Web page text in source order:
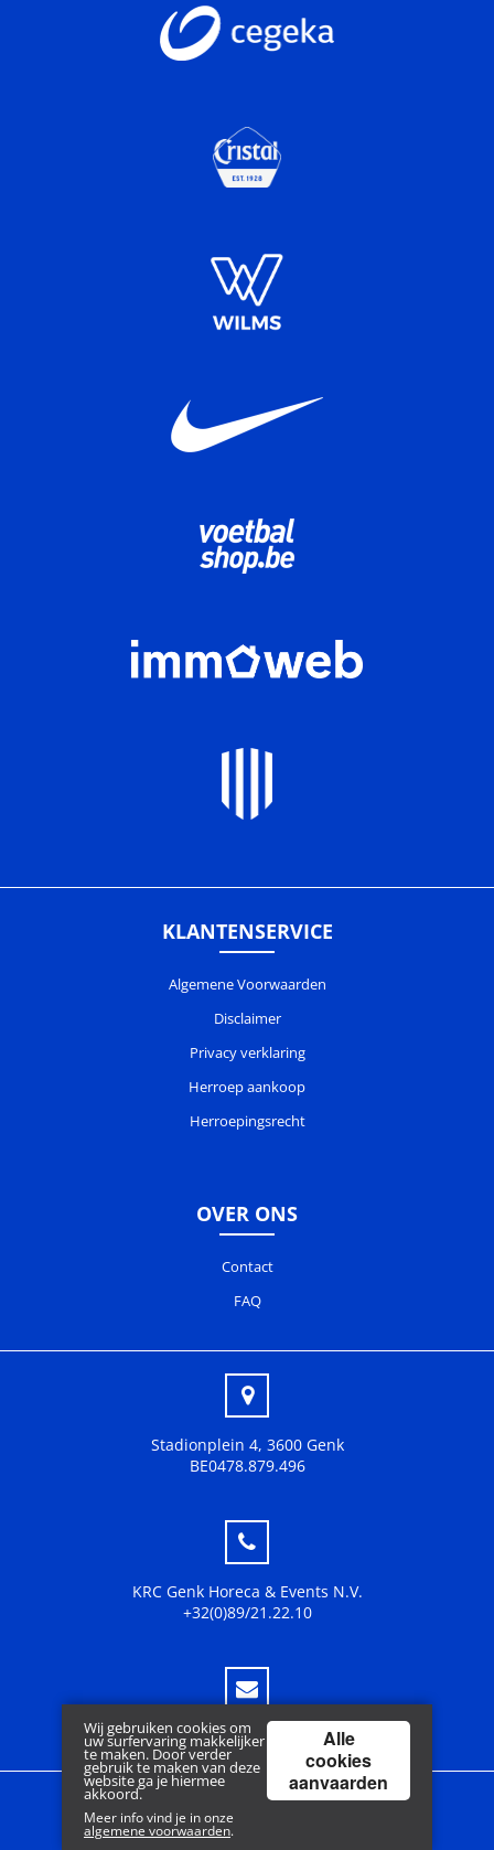
KLANTENSERVICE
Algemene Voorwaarden
Disclaimer
Privacy verklaring
Herroep aankoop
Herroepingsrecht
OVER ONS
Contact
FAQ
Stadionplein 4, 3600 Genk
BE0478.879.496
KRC Genk Horeca & Events N.V.
+32(0)89/21.22.10
fanshop@krcgenk.be
Copyright © 2018 www.krcgenk.be | Powered by
Wij gebruiken cookies om
uw surfervaring makkelijker
te maken. Door verder
gebruik te maken van deze
website ga je hiermee
akkoord.
Meer info vind je in onze
algemene voorwaarden.
Alle
cookies
aanvaarden